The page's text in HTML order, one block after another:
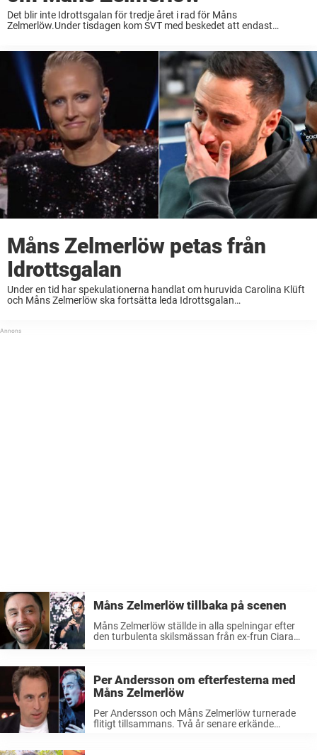
Det blir inte Idrottsgalan för tredje året i rad för Måns
Zelmerlöw.Under tisdagen kom SVT med beskedet att endast
Måns Zelmerlöw petas från
Idrottsgalan
Under en tid har spekulationerna handlat om huruvida Carolina Klüft
och Måns Zelmerlöw ska fortsätta leda Idrottsgalan
Måns Zelmerlöw tillbaka på scenen
Måns Zelmerlöw ställde in alla spelningar efter
den turbulenta skilsmässan från ex-frun Ciara
Per Andersson om efterfesterna med
Måns Zelmerlöw
Per Andersson och Måns Zelmerlöw turnerade
flitigt tillsammans. Två år senare erkände